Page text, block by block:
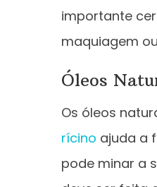
importante
maquiagem
Óleos
Os óleos
rícino ajuda a
pode minar a